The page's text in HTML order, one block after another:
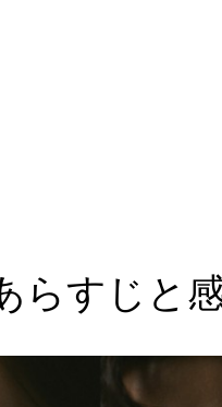
すじと